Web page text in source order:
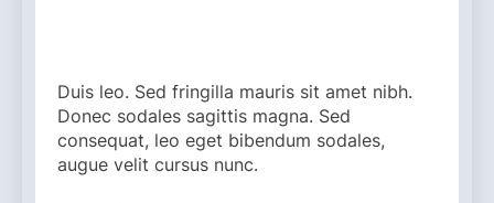
Duis leo. Sed fringilla mauris sit amet nibh.
Donec sodales sagittis magna. Sed
consequat, leo eget bibendum sodales,
augue velit cursus nunc.